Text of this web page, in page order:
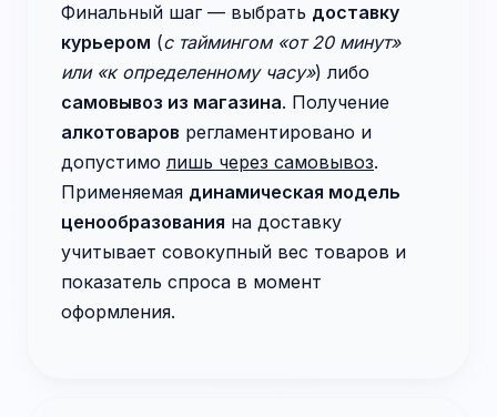
Финальный шаг — выбрать доставку
курьером (с таймингом «от 20 минут»
или «к определенному часу») либо
самовывоз из магазина. Получение
алкотоваров регламентировано и
допустимолишь через самовывоз.
Применяемая динамическая модель
ценообразования на доставку
учитывает совокупный вес товаров и
показатель спроса в момент
оформления.